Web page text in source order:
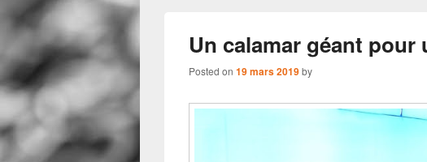
Un calamar géant pour
Posted on 19 mars 2019by